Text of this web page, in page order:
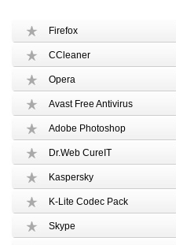
Firefox
CCleaner
Opera
Avast Free Antivirus
Adobe Photoshop
Dr.Web CureIT
Kaspersky
K-Lite Codec Pack
Skype